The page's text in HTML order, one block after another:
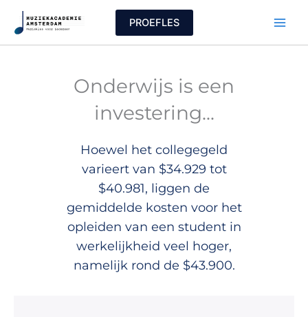
naar
PROEFLES
Onderwijs is een
investering...
Hoewel het collegegeld
varieert van $34.929 tot
$40.981, liggen de
gemiddelde kosten voor het
opleiden van een student in
werkelijkheid veel hoger,
namelijk rond de $43.900.